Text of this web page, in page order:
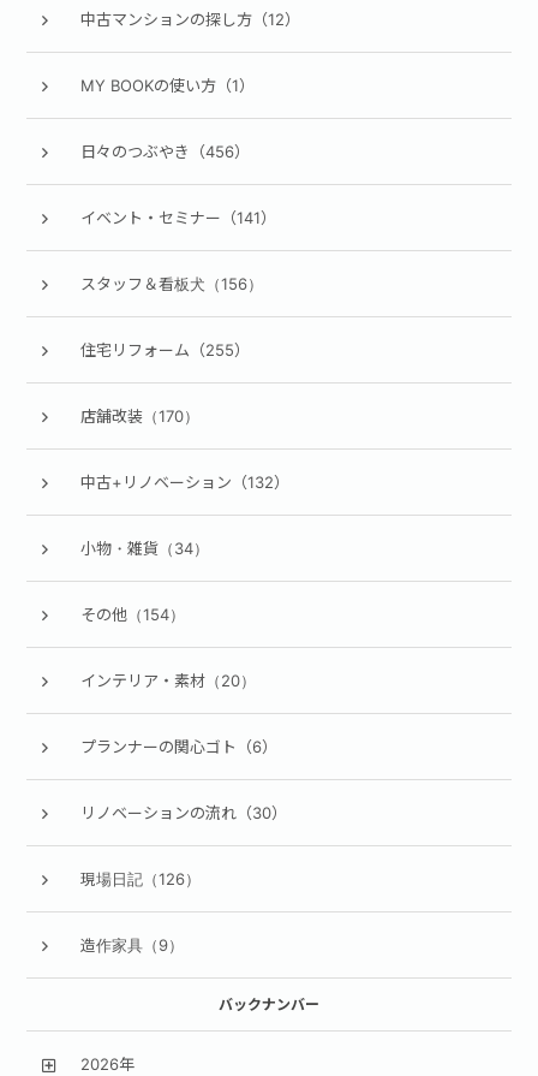
中古マンションの探し方（12）
MY BOOKの使い方（1）
日々のつぶやき（456）
イベント・セミナー（141）
スタッフ＆看板犬（156）
住宅リフォーム（255）
店舗改装（170）
中古+リノベーション（132）
小物・雑貨（34）
その他（154）
インテリア・素材（20）
プランナーの関心ゴト（6）
リノベーションの流れ（30）
現場日記（126）
造作家具（9）
バックナンバー
2026年